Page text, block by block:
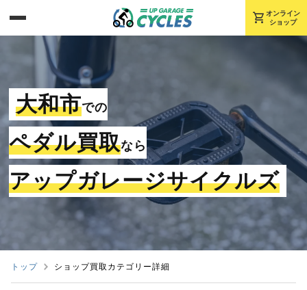
shopping_cart オンライン
ショップ
大和市での
ペダル買取なら
アップガレージサイクルズ
トップ ショップ買取カテゴリー詳細